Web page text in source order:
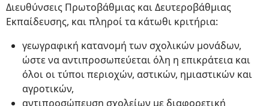
Διευθύνσεις Πρωτοβάθμιας και Δευτεροβάθμιας
Εκπαίδευσης, και πληροί τα κάτωθι κριτήρια:
γεωγραφική κατανομή των σχολικών μονάδων,
ώστε να αντιπροσωπεύεται όλη η επικράτεια και
όλοι οι τύποι περιοχών, αστικών, ημιαστικών και
αγροτικών,
αντιπροσώπευση σχολείων με διαφορετική